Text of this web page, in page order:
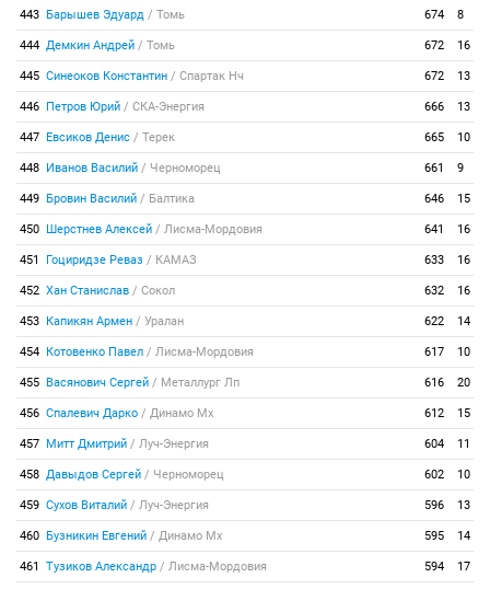
443 Барышев Эдуард / Томь 674 8
444 Демкин Андрей / Томь 672 16
445 Синеоков Константин / Спартак Нч 672 13
446 Петров Юрий / СКА-Энергия 666 13
447 Евсиков Денис / Терек 665 10
448 Иванов Василий / Черноморец 661 9
449 Бровин Василий / Балтика 646 15
450 Шерстнев Алексей / Лисма-Мордовия 641 16
451 Гоциридзе Реваз / КАМАЗ 633 16
452 Хан Станислав / Сокол 632 16
453 Капикян Армен / Уралан 622 14
454 Котовенко Павел / Лисма-Мордовия 617 10
455 Васянович Сергей / Металлург Лп 616 20
456 Спалевич Дарко / Динамо Мх 612 15
457 Митт Дмитрий / Луч-Энергия 604 11
458 Давыдов Сергей / Черноморец 602 10
459 Сухов Виталий / Луч-Энергия 596 13
460 Бузникин Евгений / Динамо Мх 595 14
461 Тузиков Александр / Лисма-Мордовия 594 17